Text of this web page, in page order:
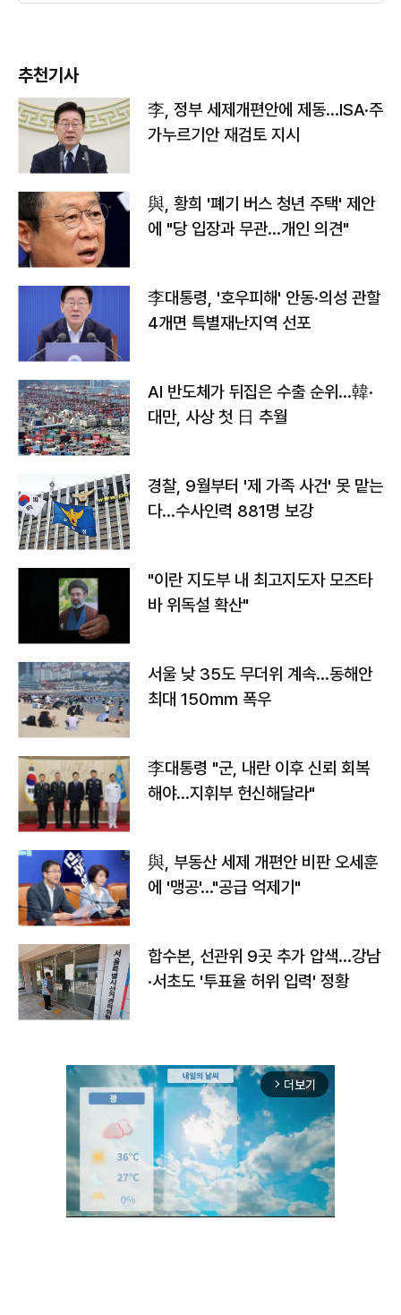
추천기사
李, 정부 세제개편안에 제동…ISA·주
가누르기안 재검토 지시
與, 황희 '폐기 버스 청년 주택' 제안
에 "당 입장과 무관…개인 의견"
李대통령, '호우피해' 안동·의성 관할
4개면 특별재난지역 선포
AI 반도체가 뒤집은 수출 순위…韓·
대만, 사상 첫 日 추월
경찰, 9월부터 '제 가족 사건' 못 맡는
다…수사인력 881명 보강
"이란 지도부 내 최고지도자 모즈타
바 위독설 확산"
서울 낮 35도 무더위 계속…동해안
최대 150㎜ 폭우
李대통령 "군, 내란 이후 신뢰 회복
해야…지휘부 헌신해달라"
與, 부동산 세제 개편안 비판 오세훈
에 '맹공'…"공급 억제기"
합수본, 선관위 9곳 추가 압색…강남
·서초도 '투표율 허위 입력' 정황
arrow_forward_ios 더보기